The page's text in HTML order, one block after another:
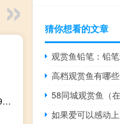
沐风工具箱3免安装版 V3.96 免费最新版（沐风工具箱3免安装版 V3.96 免费最新版功能简介）
猜你想看的文章
高档观赏鱼有哪些